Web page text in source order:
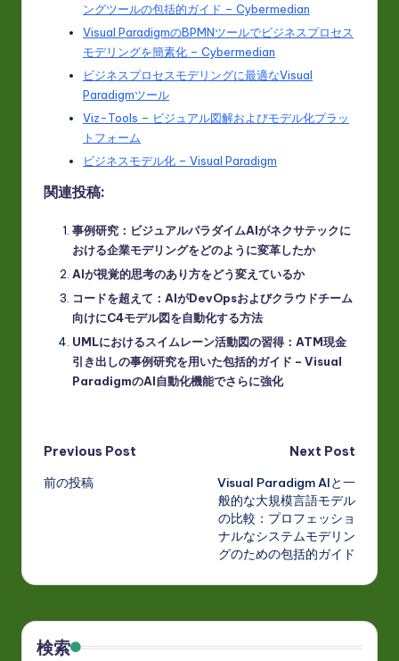
ングツールの包括的ガイド – Cybermedian
Visual ParadigmのBPMNツールでビジネスプロセス
モデリングを簡素化 – Cybermedian
ビジネスプロセスモデリングに最適なVisual
Paradigmツール
Viz-Tools – ビジュアル図解およびモデル化プラッ
トフォーム
ビジネスモデル化 – Visual Paradigm
関連投稿:
事例研究：ビジュアルパラダイムAIがネクサテックに
おける企業モデリングをどのように変革したか
AIが視覚的思考のあり方をどう変えているか
コードを超えて：AIがDevOpsおよびクラウドチーム
向けにC4モデル図を自動化する方法
UMLにおけるスイムレーン活動図の習得：ATM現金
引き出しの事例研究を用いた包括的ガイド – Visual
ParadigmのAI自動化機能でさらに強化
Post
navigation
Previous Post
前の投稿
Next Post
Visual Paradigm AIと一
般的な大規模言語モデル
の比較：プロフェッショ
ナルなシステムモデリン
グのための包括的ガイド
検索